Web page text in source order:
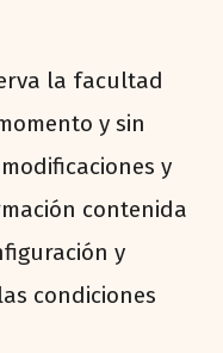
la facultad
y sin
y
contenida
y
condiciones